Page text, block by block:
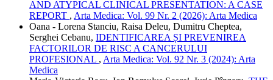
AND ATYPICAL CLINICAL PRESENTATION: A CASE
REPORT , Arta Medica: Vol. 99 Nr. 2 (2026): Arta Medica
Oana - Lorena Stanciu, Raisa Deleu, Dumitru Cheptea,
Serghei Cebanu, IDENTIFICAREA ȘI PREVENIREA
FACTORILOR DE RISC A CANCERULUI
PROFESIONAL , Arta Medica: Vol. 92 Nr. 3 (2024): Arta
Medica